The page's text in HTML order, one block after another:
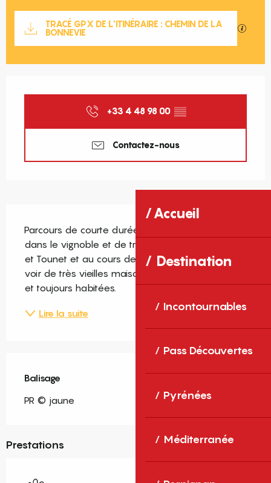
Accueil
Destination
Incontournables
Pass Découvertes
Pyrénées
Méditerranée
Documentation
TRACÉ GPX DE L'ITINÉRAIRE : CHEMIN DE LA
BONNEVIE
+33 4 48 98 00 ▒▒
Contactez-nous
Parcours de courte durée qui permet de passer
dans le vignoble et de traverser le Mas Mingou
et Tounet et au cours de laquelle vous pourrez
voir de très vieilles maisons construites en lloses
et toujours habitées.
Lire la suite
Balisage
PR © jaune
Prestations